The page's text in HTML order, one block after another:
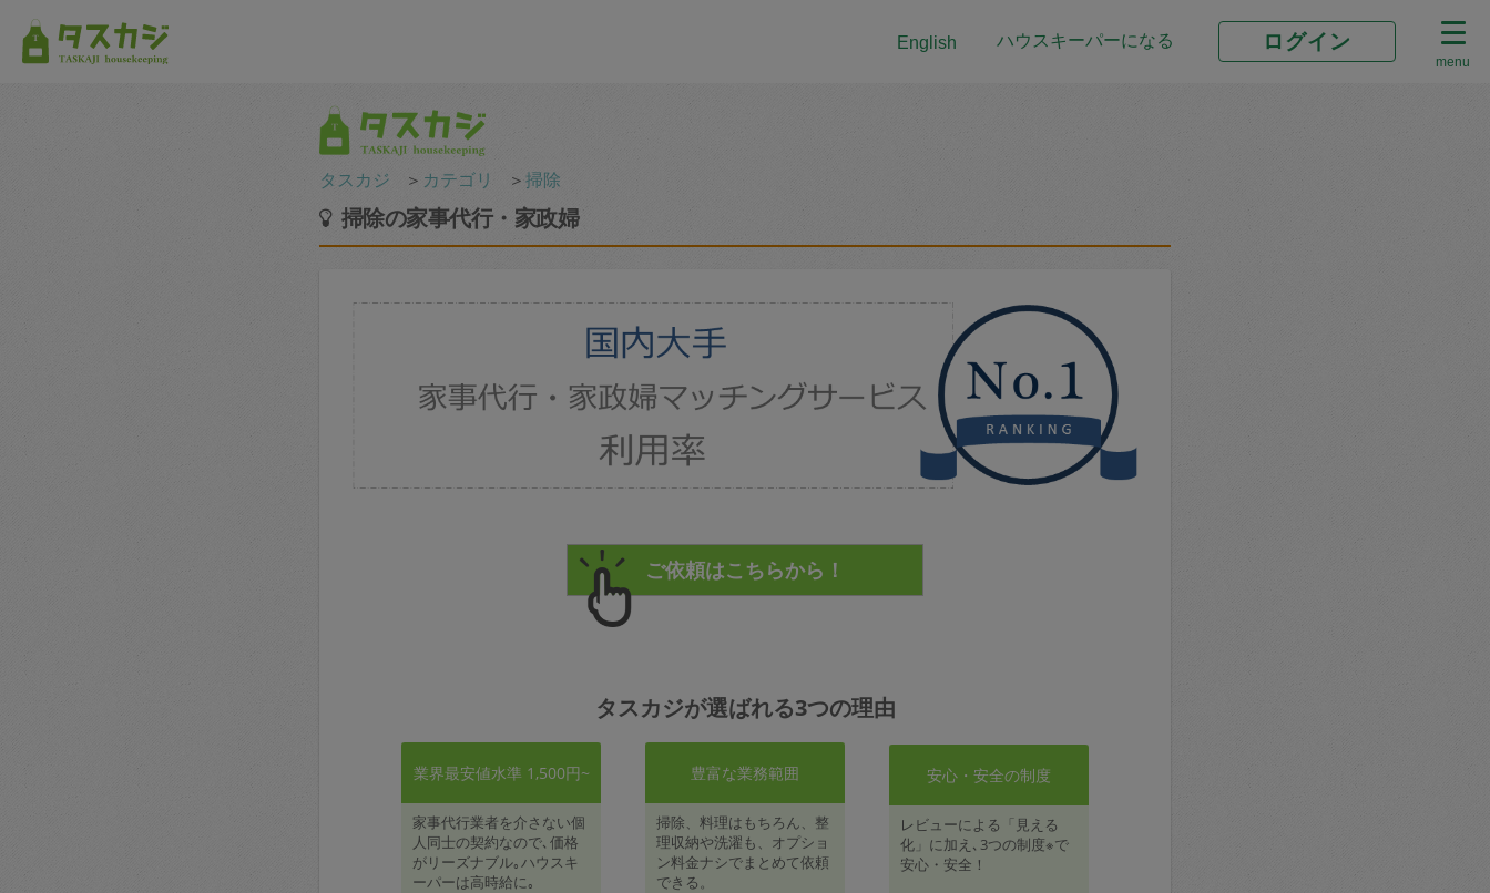
English ハウスキーパーになる ログイン
menu
タスカジ ＞ カテゴリ ＞掃除
掃除の家事代行・家政婦
タスカジが選ばれる3つの理由
業界最安値水準 1,500円~
家事代行業者を介さない個
人同士の契約なので､価格
がリーズナブル｡ハウスキ
ーパーは高時給に｡
豊富な業務範囲
掃除、料理はもちろん、整
理収納や洗濯も、オプショ
ン料金ナシでまとめて依頼
できる。
安心・安全の制度
レビューによる「見える
化」に加え､3つの制度※で
安心・安全！